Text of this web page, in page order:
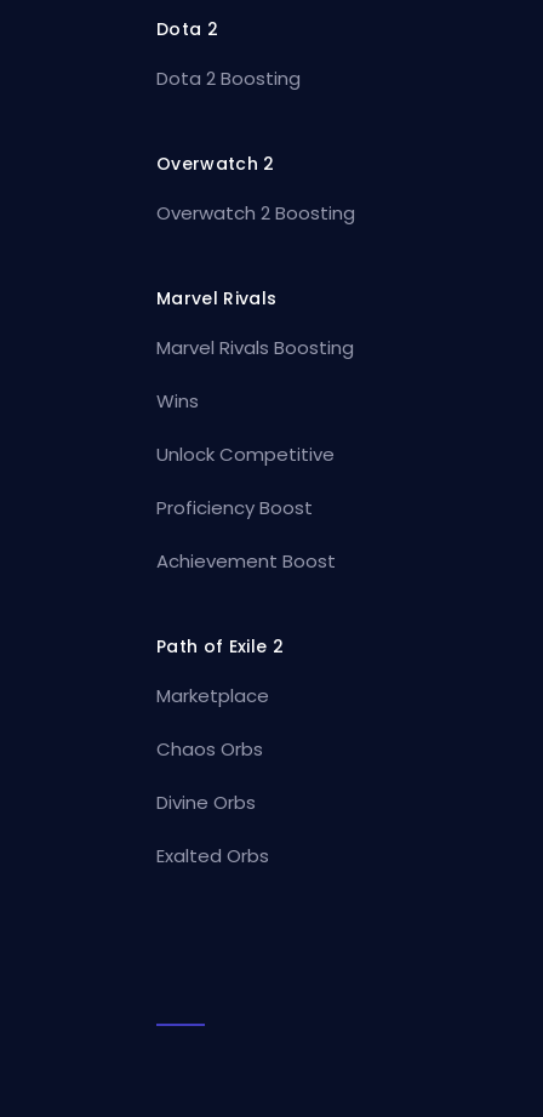
Dota 2
Dota 2 Boosting
Overwatch 2
Overwatch 2 Boosting
Marvel Rivals
Marvel Rivals Boosting
Wins
Unlock Competitive
Proficiency Boost
Achievement Boost
Path of Exile 2
Marketplace
Chaos Orbs
Divine Orbs
Exalted Orbs